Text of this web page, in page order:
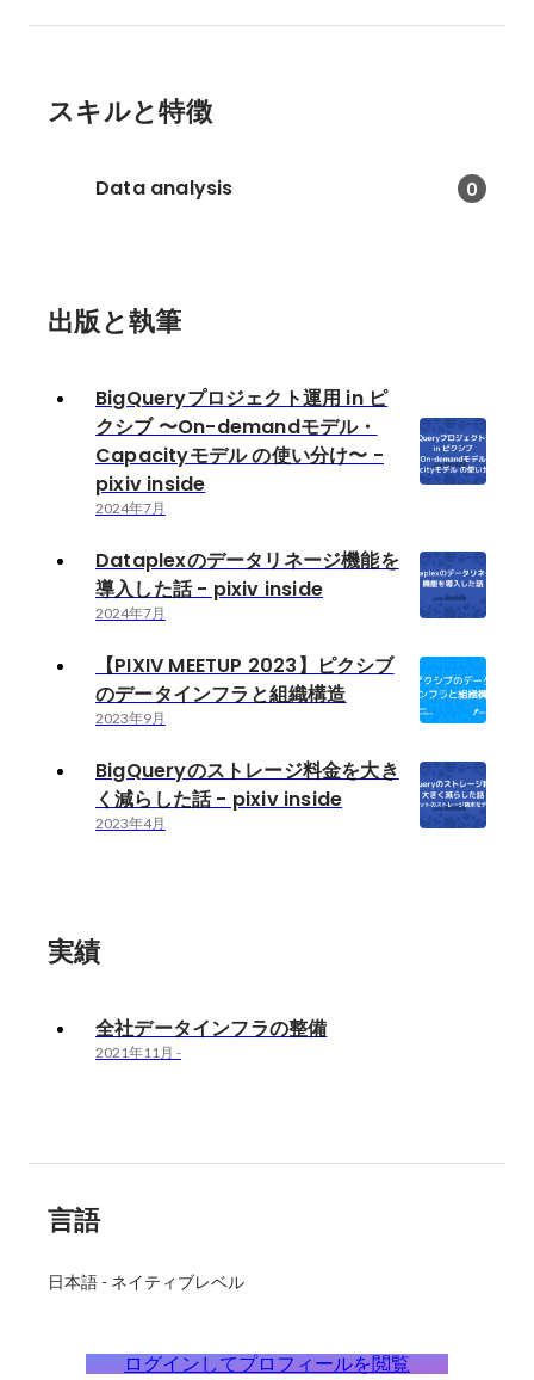
スキルと特徴
Data analysis 0
出版と執筆
BigQueryプロジェクト運用 in ピ
クシブ 〜On-demandモデル・
Capacityモデル の使い分け〜 -
pixiv inside
2024年7月
Dataplexのデータリネージ機能を
導入した話 - pixiv inside
2024年7月
【PIXIV MEETUP 2023】ピクシブ
のデータインフラと組織構造
2023年9月
BigQueryのストレージ料金を大き
く減らした話 - pixiv inside
2023年4月
実績
全社データインフラの整備
2021年11月 -
言語
日本語 - ネイティブレベル
ログインしてプロフィールを閲覧